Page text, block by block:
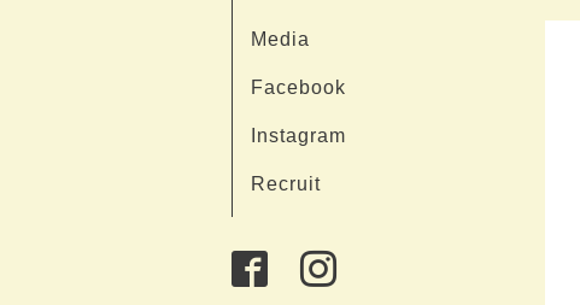
Media
Facebook
Instagram
Recruit